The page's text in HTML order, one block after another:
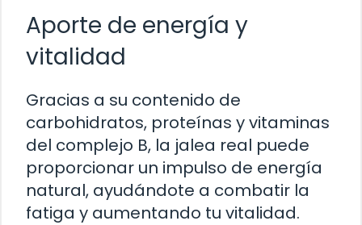
Aporte de energía y
vitalidad
Gracias a su contenido de
carbohidratos, proteínas y vitaminas
del complejo B, la jalea real puede
proporcionar un impulso de energía
natural, ayudándote a combatir la
fatiga y aumentando tu vitalidad.